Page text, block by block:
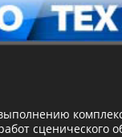
сценического